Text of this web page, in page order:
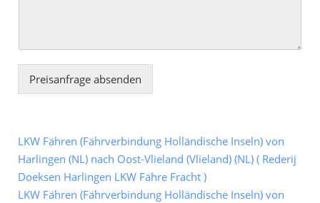
Preisanfrage absenden
LKW Fähren (Fährverbindung Holländische Inseln) von
Harlingen (NL) nach Oost-Vlieland (Vlieland) (NL) ( Rederij
Doeksen Harlingen LKW Fähre Fracht )
LKW Fähren (Fährverbindung Holländische Inseln) von